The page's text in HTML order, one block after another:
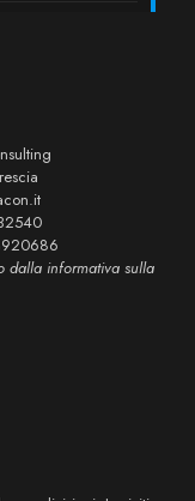
dalla informativa sulla